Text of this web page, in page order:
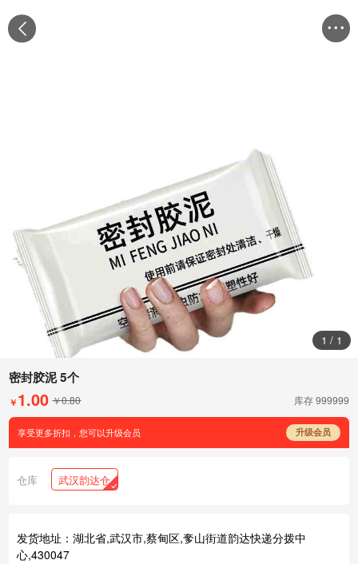
 
1 / 1
密封胶泥 5个
￥ 1.00 ￥0.80 库存999999
享受更多折扣，您可以升级会员 升级会员
仓库 武汉韵达仓
发货地址：湖北省,武汉市,蔡甸区,奓山街道韵达快递分拨中
心,430047